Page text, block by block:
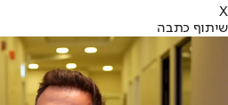
X
שיתוף כתבה